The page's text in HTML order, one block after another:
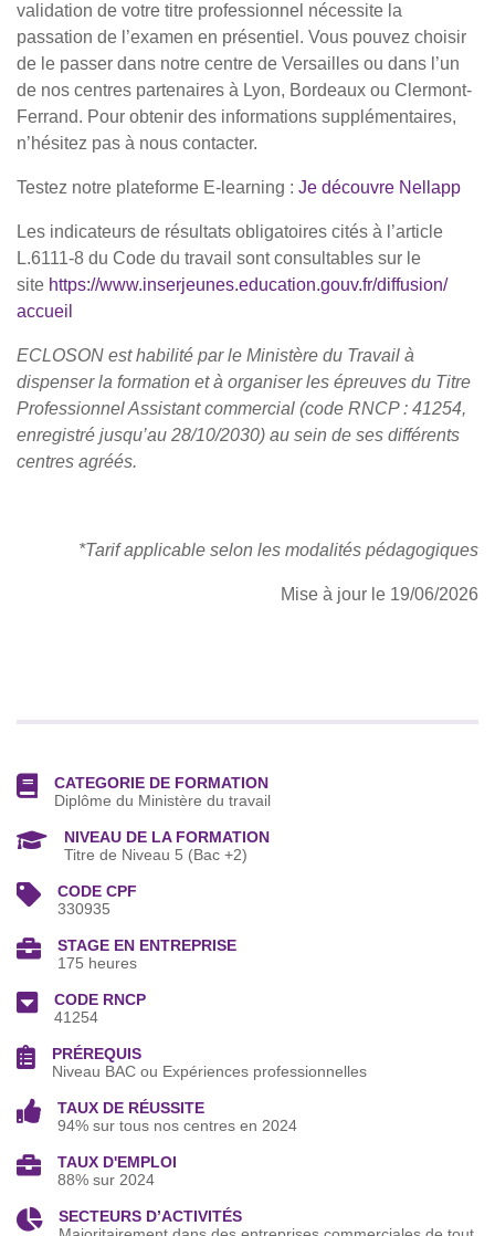
validation de votre titre professionnel nécessite la
passation de l’examen en présentiel. Vous pouvez choisir
de le passer dans notre centre de Versailles ou dans l’un
de nos centres partenaires à Lyon, Bordeaux ou Clermont-
Ferrand. Pour obtenir des informations supplémentaires,
n’hésitez pas à nous contacter.
Testez notre plateforme E-learning : Je découvre Nellapp
Les indicateurs de résultats obligatoires cités à l’article
L.6111-8 du Code du travail sont consultables sur le
site https://www.inserjeunes.education.gouv.fr/diffusion/
accueil
ECLOSON est habilité par le Ministère du Travail à
dispenser la formation et à organiser les épreuves du Titre
Professionnel Assistant commercial (code RNCP : 41254,
enregistré jusqu’au 28/10/2030) au sein de ses différents
centres agréés.
*Tarif applicable selon les modalités pédagogiques
Mise à jour le 19/06/2026
CATEGORIE DE FORMATION
Diplôme du Ministère du travail
NIVEAU DE LA FORMATION
Titre de Niveau 5 (Bac +2)
CODE CPF
330935
STAGE EN ENTREPRISE
175 heures
CODE RNCP
41254
PRÉREQUIS
Niveau BAC ou Expériences professionnelles
TAUX DE RÉUSSITE
94% sur tous nos centres en 2024
TAUX D'EMPLOI
88% sur 2024
SECTEURS D’ACTIVITÉS